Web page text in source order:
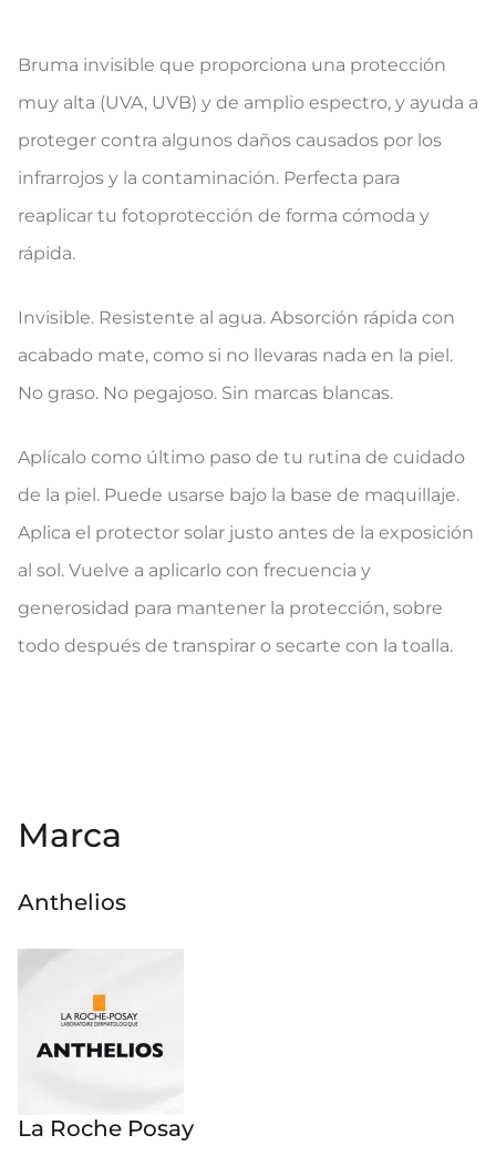
Bruma invisible que proporciona una protección
muy alta (UVA, UVB) y de amplio espectro, y ayuda a
proteger contra algunos daños causados por los
infrarrojos y la contaminación. Perfecta para
reaplicar tu fotoprotección de forma cómoda y
rápida.
Invisible. Resistente al agua. Absorción rápida con
acabado mate, como si no llevaras nada en la piel.
No graso. No pegajoso. Sin marcas blancas.
Aplícalo como último paso de tu rutina de cuidado
de la piel. Puede usarse bajo la base de maquillaje.
Aplica el protector solar justo antes de la exposición
al sol. Vuelve a aplicarlo con frecuencia y
generosidad para mantener la protección, sobre
todo después de transpirar o secarte con la toalla.
Marca
Anthelios
La Roche Posay